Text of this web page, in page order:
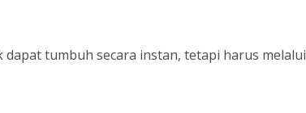
tumbuh secara instan, tetapi harus melalui